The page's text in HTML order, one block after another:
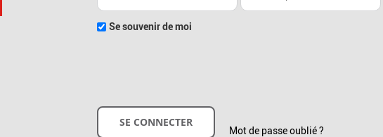
Se souvenir de moi
Mot de passe oublié ?